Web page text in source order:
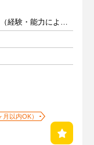
日給1万4000～1万8000円（経験・能力による）
以内OK）